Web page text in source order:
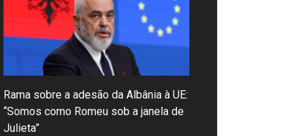
Rama sobre a adesão da Albânia à UE:
“Somos como Romeu sob a janela de
Julieta”